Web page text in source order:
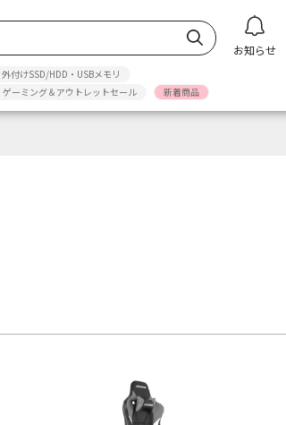
お知らせ
外付けSSD/HDD・USBメモリ
ゲーミング＆アウトレットセール 新着商品